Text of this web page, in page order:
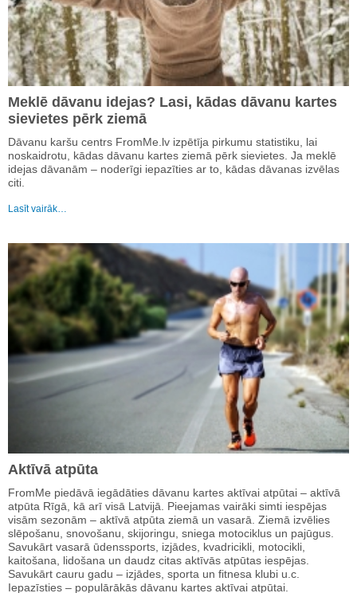
Meklē dāvanu idejas? Lasi, kādas dāvanu kartes
sievietes pērk ziemā
Dāvanu karšu centrs FromMe.lv izpētīja pirkumu statistiku, lai
noskaidrotu, kādas dāvanu kartes ziemā pērk sievietes. Ja meklē
idejas dāvanām – noderīgi iepazīties ar to, kādas dāvanas izvēlas
citi.
Lasīt vairāk…
Aktīvā atpūta
FromMe piedāvā iegādāties dāvanu kartes aktīvai atpūtai – aktīvā
atpūta Rīgā, kā arī visā Latvijā. Pieejamas vairāki simti iespējas
visām sezonām – aktīvā atpūta ziemā un vasarā. Ziemā izvēlies
slēpošanu, snovošanu, skijoringu, sniega motociklus un pajūgus.
Savukārt vasarā ūdenssports, izjādes, kvadricikli, motocikli,
kaitošana, lidošana un daudz citas aktīvās atpūtas iespējas.
Savukārt cauru gadu – izjādes, sporta un fitnesa klubi u.c.
Iepazīsties – populārākās dāvanu kartes aktīvai atpūtai.